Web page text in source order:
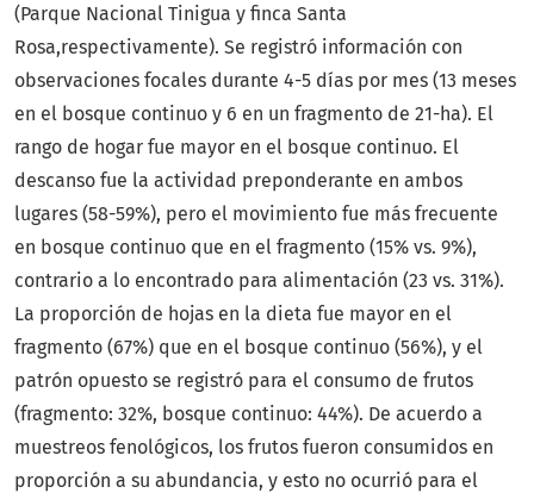
(Parque Nacional Tinigua y finca Santa
Rosa,respectivamente). Se registró información con
observaciones focales durante 4-5 días por mes (13 meses
en el bosque continuo y 6 en un fragmento de 21-ha). El
rango de hogar fue mayor en el bosque continuo. El
descanso fue la actividad preponderante en ambos
lugares (58-59%), pero el movimiento fue más frecuente
en bosque continuo que en el fragmento (15% vs. 9%),
contrario a lo encontrado para alimentación (23 vs. 31%).
La proporción de hojas en la dieta fue mayor en el
fragmento (67%) que en el bosque continuo (56%), y el
patrón opuesto se registró para el consumo de frutos
(fragmento: 32%, bosque continuo: 44%). De acuerdo a
muestreos fenológicos, los frutos fueron consumidos en
proporción a su abundancia, y esto no ocurrió para el